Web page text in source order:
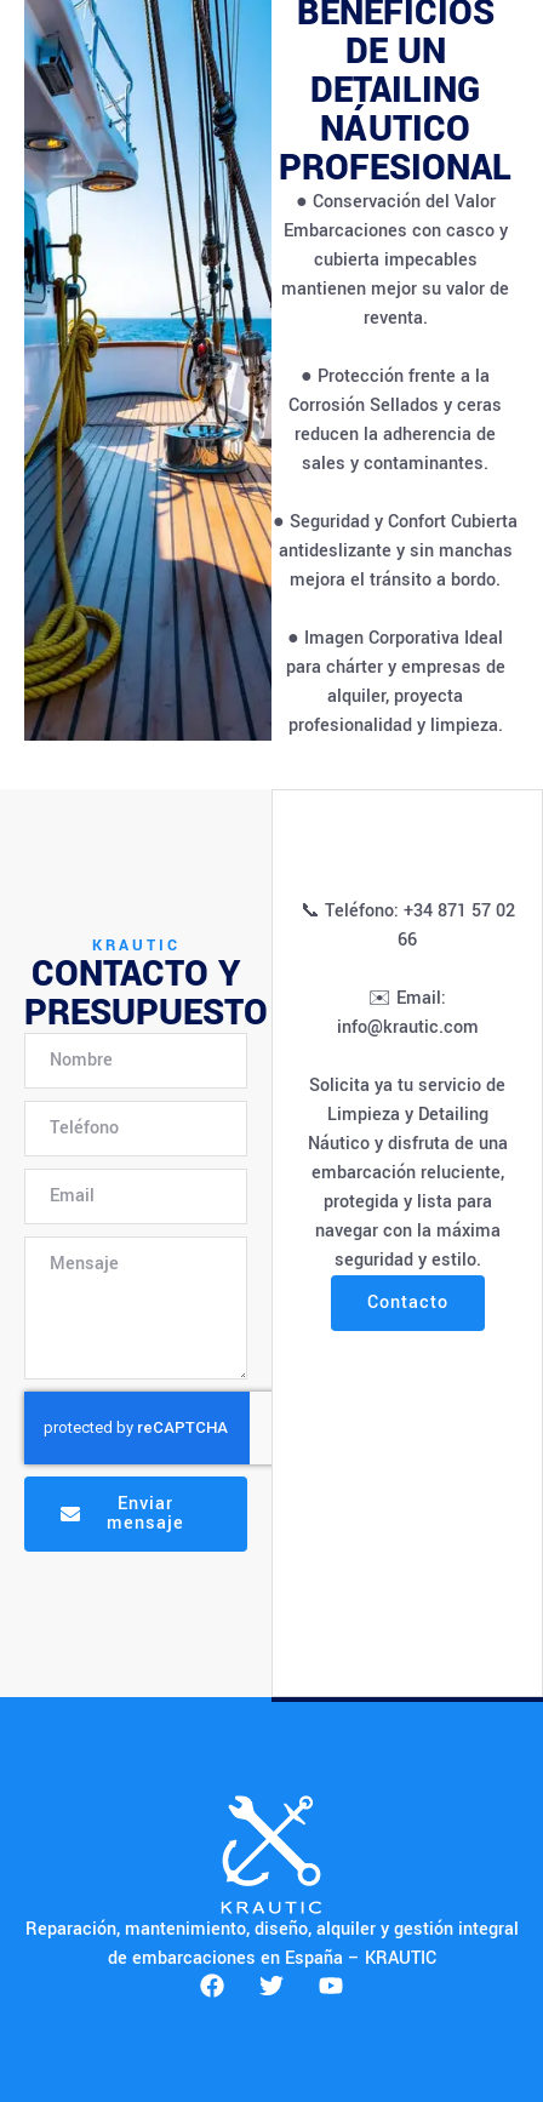
BENEFICIOS
DE UN
DETAILING
NÁUTICO
PROFESIONAL
● Conservación del Valor
Embarcaciones con casco y
cubierta impecables
mantienen mejor su valor de
reventa.
● Protección frente a la
Corrosión Sellados y ceras
reducen la adherencia de
sales y contaminantes.
● Seguridad y Confort Cubierta
antideslizante y sin manchas
mejora el tránsito a bordo.
● Imagen Corporativa Ideal
para chárter y empresas de
alquiler, proyecta
profesionalidad y limpieza.
KRAUTIC
CONTACTO Y
PRESUPUESTO
Enviar
mensaje
📞 Teléfono: +34 871 57 02
66
✉️ Email:
info@krautic.com
Solicita ya tu servicio de
Limpieza y Detailing
Náutico y disfruta de una
embarcación reluciente,
protegida y lista para
navegar con la máxima
seguridad y estilo.
Contacto
Reparación, mantenimiento, diseño, alquiler y gestión integral
de embarcaciones en España – KRAUTIC